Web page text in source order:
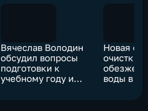
Вячеслав Володин
обсудил вопросы
подготовки к
учебному году и
Новая
очистки и
воды в